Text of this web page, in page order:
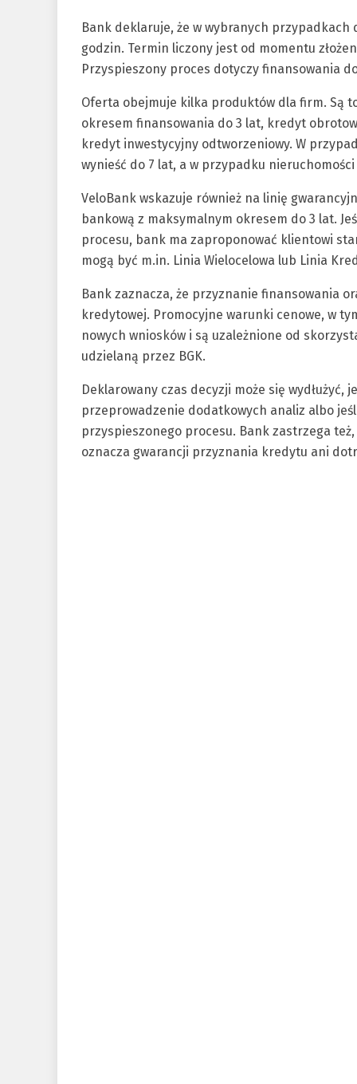
Bank deklaruje, że w wybranych
godzin. Termin liczony jest od momentu
Przyspieszony proces dotyczy finansowania
Oferta obejmuje kilka produktów dla firm. Są
okresem finansowania do 3 lat, kredyt
kredyt inwestycyjny odtworzeniowy. W
wynieść do 7 lat, a w przypadku nieruchomości
VeloBank wskazuje również na linię
bankową z maksymalnym okresem do 3 lat.
procesu, bank ma zaproponować klientowi
mogą być m.in. Linia Wielocelowa lub Linia
Bank zaznacza, że przyznanie finansowania
kredytowej. Promocyjne warunki cenowe, w
nowych wniosków i są uzależnione od
udzielaną przez BGK.
Deklarowany czas decyzji może się
przeprowadzenie dodatkowych analiz albo
przyspieszonego procesu. Bank zastrzega
oznacza gwarancji przyznania kredytu ani